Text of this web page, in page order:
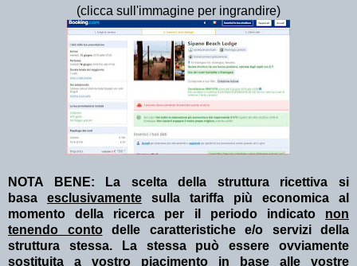
(clicca sull'immagine per ingrandire)
NOTA BENE: La scelta della struttura ricettiva si
basa esclusivamente sulla tariffa più economica al
momento della ricerca per il periodo indicato non
tenendo contodelle caratteristiche e/o servizi della
struttura stessa. La stessa può essere ovviamente
sostituita a vostro piacimento in base alle vostre